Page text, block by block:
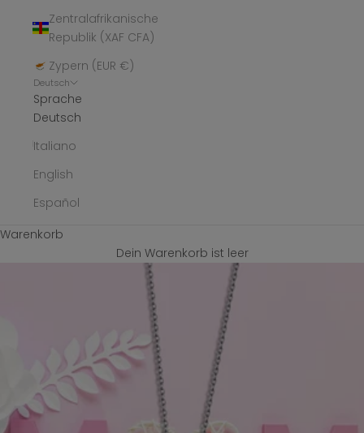
Zentralafrikanische
Republik (XAF CFA)
Zypern (EUR €)
Deutsch
Sprache
Deutsch
Italiano
English
Español
Warenkorb
Dein Warenkorb ist leer